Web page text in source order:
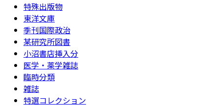
特殊出版物
東洋文庫
季刊国際政治
某研究所図書
小沼書店挿入分
医学・薬学雑誌
臨時分類
雑誌
特選コレクション